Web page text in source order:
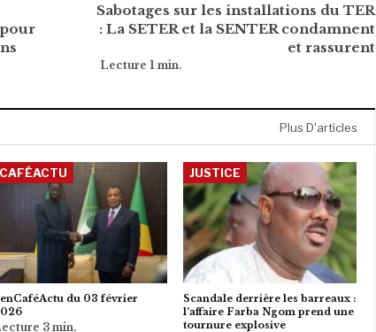
Sabotages sur les installations du TER
: La SETER et la SENTER condamnent
et rassurent
Plus D'articles
CAFÉACTU
du 03 février
JUSTICE
Scandale derrière les barreaux :
l’affaire Farba Ngom prend une
tournure explosive